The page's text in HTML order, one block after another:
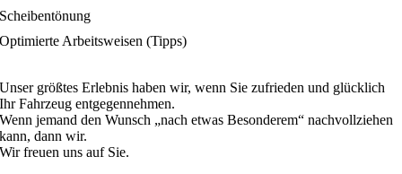
Scheibentönung
Optimierte Arbeitsweisen (Tipps)
Unser größtes Erlebnis haben wir, wenn Sie zufrieden und glücklich
Ihr Fahrzeug entgegennehmen.
Wenn jemand den Wunsch „nach etwas Besonderem“ nachvollziehen
kann, dann wir.
Wir freuen uns auf Sie.